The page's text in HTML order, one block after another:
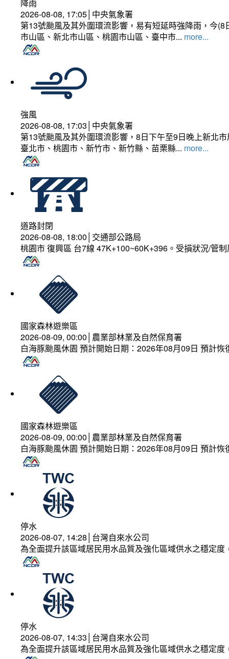
降雨
2026-08-08, 17:05│中央氣象署
第13號颱風及其外圍環流影響，易有短延時強降雨，今
市山區、新北市山區、桃園市山區、臺中市... more...
強風
2026-08-08, 17:03│中央氣象署
第13號颱風及其外圍環流影響，8日下午至9日晚上新北
臺北市、桃園市、新竹市、新竹縣、苗栗縣... more...
道路封閉
2026-08-08, 18:00│交通部公路局
桃園市 復興區 台7線 47K+100~60K+396。受損狀況/管
國家森林遊樂區
2026-08-09, 00:00│農業部林業及自然保育署
白海豚颱風休園 預計開始日期：2026年08月09日 預計
國家森林遊樂區
2026-08-09, 00:00│農業部林業及自然保育署
白海豚颱風休園 預計開始日期：2026年08月09日 預計
停水
2026-08-07, 14:28│台灣自來水公司
為全面提升該區域居民用水品質及強化區域供水之穩定
停水
2026-08-07, 14:33│台灣自來水公司
為全面提升該區域居民用水品質及強化區域供水之穩定